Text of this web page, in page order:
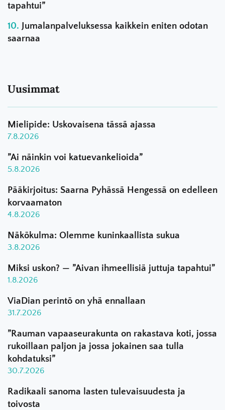
tapahtui”
Jumalanpalveluksessa kaikkein eniten odotan
saarnaa
Uusimmat
Mielipide: Uskovaisena tässä ajassa
7.8.2026
”Ai näinkin voi katuevankelioida”
5.8.2026
Pääkirjoitus: Saarna Pyhässä Hengessä on edelleen
korvaamaton
4.8.2026
Näkökulma: Olemme kuninkaallista sukua
3.8.2026
Miksi uskon? — ”Aivan ihmeellisiä juttuja tapahtui”
1.8.2026
ViaDian perintö on yhä ennallaan
31.7.2026
”Rauman vapaaseurakunta on rakastava koti, jossa
rukoillaan paljon ja jossa jokainen saa tulla
kohdatuksi”
30.7.2026
Radikaali sanoma lasten tulevaisuudesta ja
toivosta